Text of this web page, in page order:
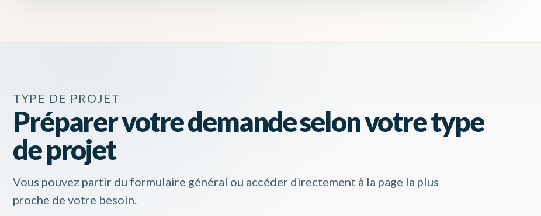
TYPE DE PROJET
Préparer votre demande selon votre type
de projet
Vous pouvez partir du formulaire général ou accéder directement à la page la plus
proche de votre besoin.